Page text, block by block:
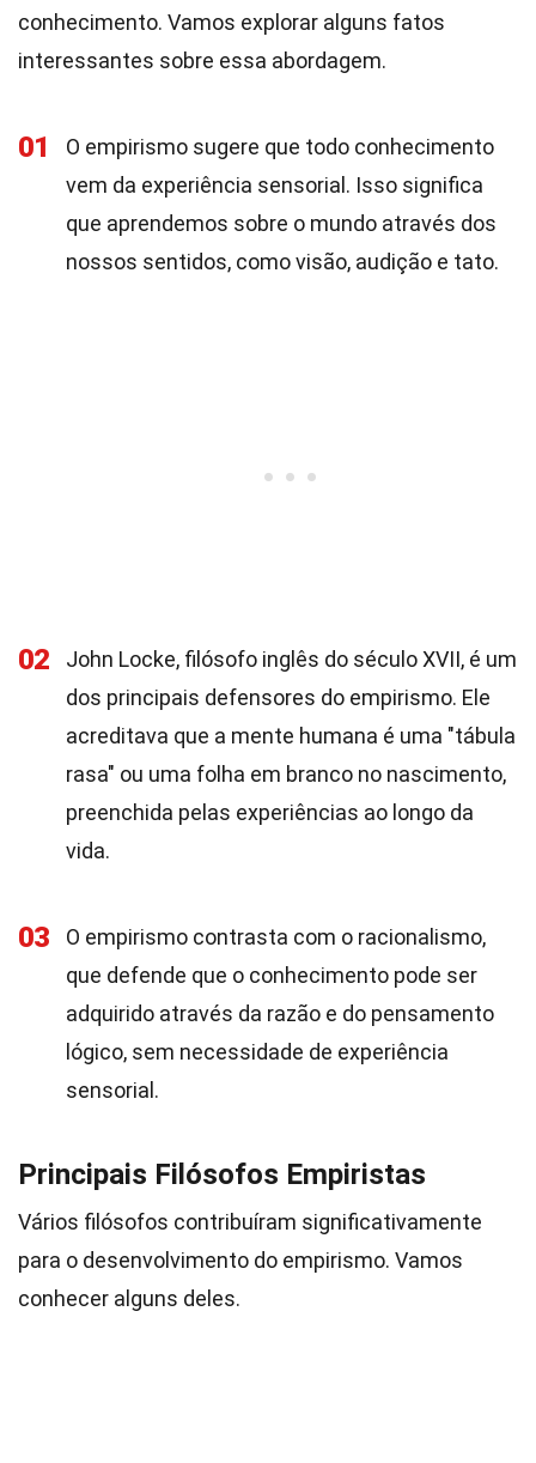
conhecimento. Vamos explorar alguns fatos
interessantes sobre essa abordagem.
01
O empirismo sugere que todo conhecimento
vem da experiência sensorial. Isso significa
que aprendemos sobre o mundo através dos
nossos sentidos, como visão, audição e tato.
02
John Locke, filósofo inglês do século XVII, é um
dos principais defensores do empirismo. Ele
acreditava que a mente humana é uma "tábula
rasa" ou uma folha em branco no nascimento,
preenchida pelas experiências ao longo da
vida.
03
O empirismo contrasta com o racionalismo,
que defende que o conhecimento pode ser
adquirido através da razão e do pensamento
lógico, sem necessidade de experiência
sensorial.
Principais Filósofos Empiristas
Vários filósofos contribuíram significativamente
para o desenvolvimento do empirismo. Vamos
conhecer alguns deles.